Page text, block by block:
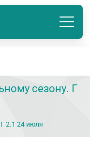
8 800 250-41-22
сезону. Г
2.1 24 июля